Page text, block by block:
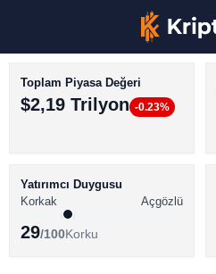
BİTCOİN HABERLERİ
ALTCOİN HABERLERİ
Toplam Piyasa Değeri
$2,19 Trilyon -0.23%
Yatırımcı Duygusu
Korkak
Açgözlü
29/100Korku